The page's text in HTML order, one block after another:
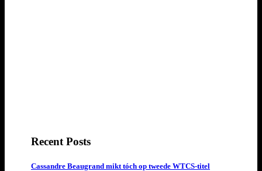
Recent Posts
Cassandre Beaugrand mikt tóch op tweede WTCS-titel